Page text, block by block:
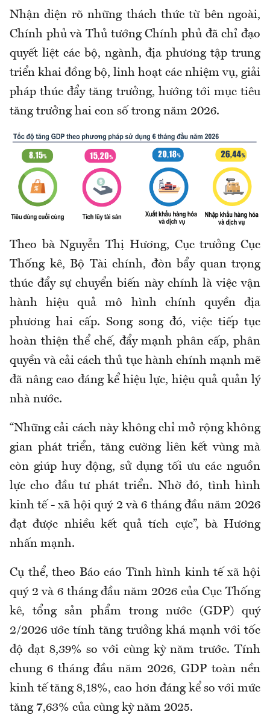
Nhận diện rõ những thách thức từ bên ngoài,
Chính phủ và Thủ tướng Chính phủ đã chỉ đạo
quyết liệt các bộ, ngành, địa phương tập trung
triển khai đồng bộ, linh hoạt các nhiệm vụ, giải
pháp thúc đẩy tăng trưởng, hướng tới mục tiêu
tăng trưởng hai con số trong năm 2026.
Theo bà Nguyễn Thị Hương, Cục trưởng Cục
Thống kê, Bộ Tài chính, đòn bẩy quan trọng
thúc đẩy sự chuyển biến này chính là việc vận
hành hiệu quả mô hình chính quyền địa
phương hai cấp. Song song đó, việc tiếp tục
hoàn thiện thể chế, đẩy mạnh phân cấp, phân
quyền và cải cách thủ tục hành chính mạnh mẽ
đã nâng cao đáng kể hiệu lực, hiệu quả quản lý
nhà nước.
“Những cải cách này không chỉ mở rộng không
gian phát triển, tăng cường liên kết vùng mà
còn giúp huy động, sử dụng tối ưu các nguồn
lực cho đầu tư phát triển. Nhờ đó, tình hình
kinh tế - xã hội quý 2 và 6 tháng đầu năm 2026
đạt được nhiều kết quả tích cực”, bà Hương
nhấn mạnh.
Cụ thể, theo Báo cáo Tình hình kinh tế xã hội
quý 2 và 6 tháng đầu năm 2026 của Cục Thống
kê, tổng sản phẩm trong nước (GDP) quý
2/2026 ước tính tăng trưởng khá mạnh với tốc
độ đạt 8,39% so với cùng kỳ năm trước. Tính
chung 6 tháng đầu năm 2026, GDP toàn nền
kinh tế tăng 8,18%, cao hơn đáng kể so với mức
tăng 7,63% của cùng kỳ năm 2025.